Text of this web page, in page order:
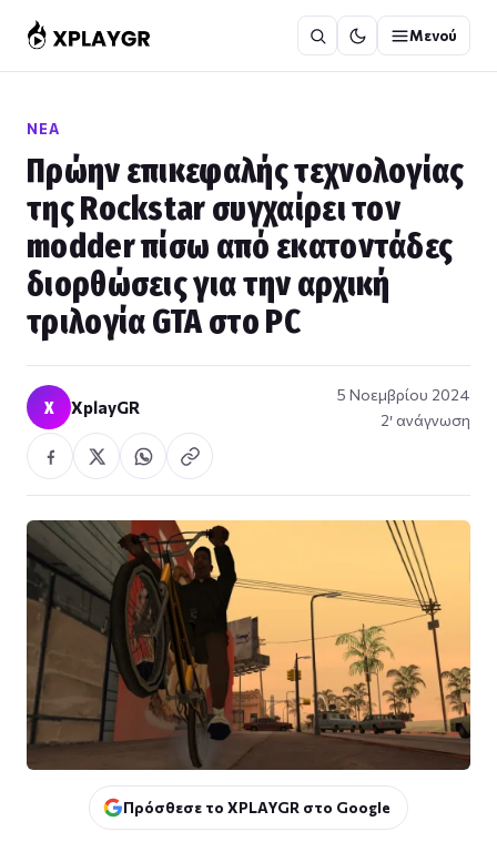
στο
περιεχόμενο
Μενού
ΝΈΑ
Πρώην επικεφαλής τεχνολογίας
της Rockstar συγχαίρει τον
modder πίσω από εκατοντάδες
διορθώσεις για την αρχική
τριλογία GTA στο PC
X XplayGR
5 Νοεμβρίου 2024
2′ ανάγνωση
Πρόσθεσε το XPLAYGR στο Google